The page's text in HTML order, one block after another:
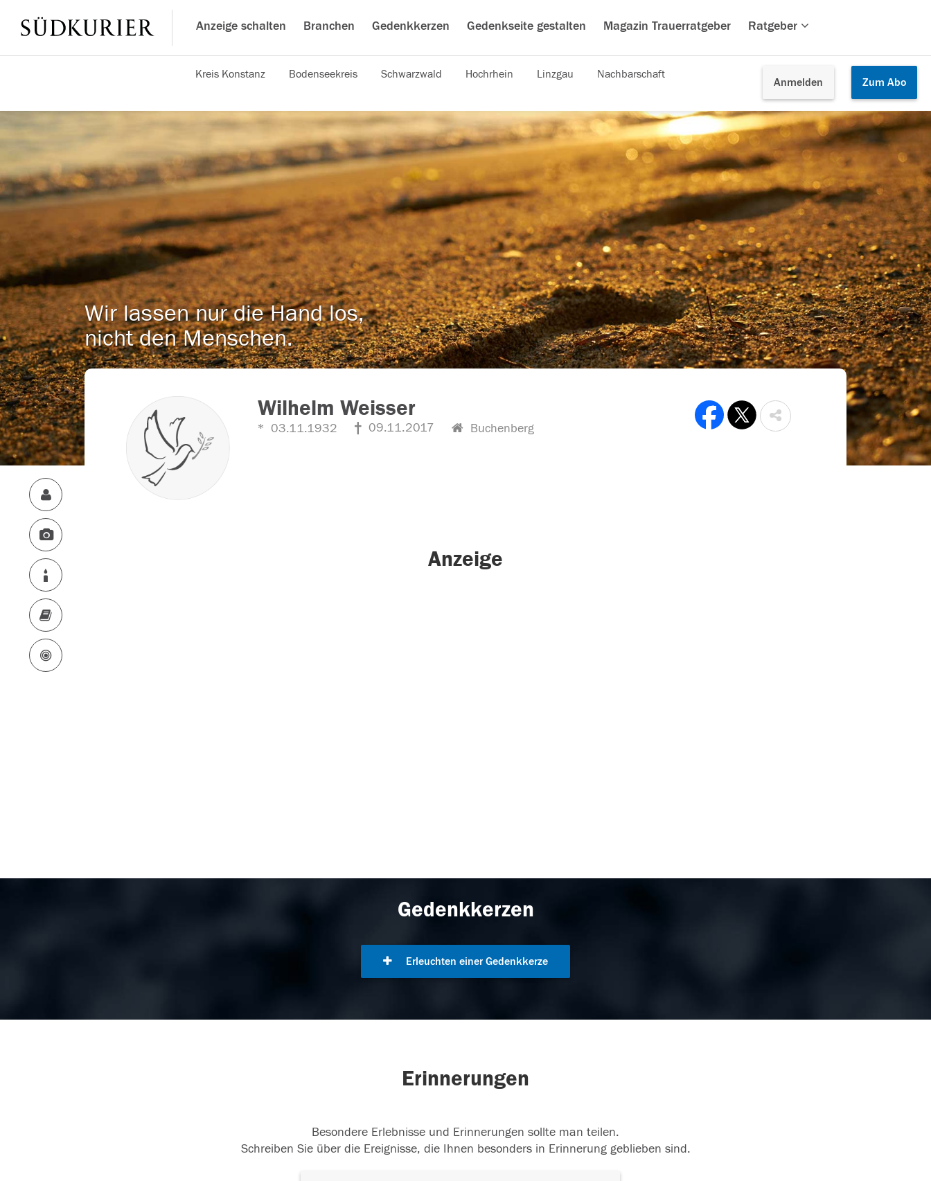
Anzeige schalten Branchen Gedenkkerzen Gedenkseite gestalten Magazin Trauerratgeber Ratgeber
Anmelden Zum Abo
Kreis Konstanz Bodenseekreis Schwarzwald Hochrhein Linzgau Nachbarschaft
Wir lassen nur die Hand los,
nicht den Menschen.
Wilhelm Weisser
03.11.1932 09.11.2017 Buchenberg
Anzeige
Gedenkkerzen
Erleuchten einer Gedenkkerze
Erinnerungen
Besondere Erlebnisse und Erinnerungen sollte man teilen.
Schreiben Sie über die Ereignisse, die Ihnen besonders in Erinnerung geblieben sind.